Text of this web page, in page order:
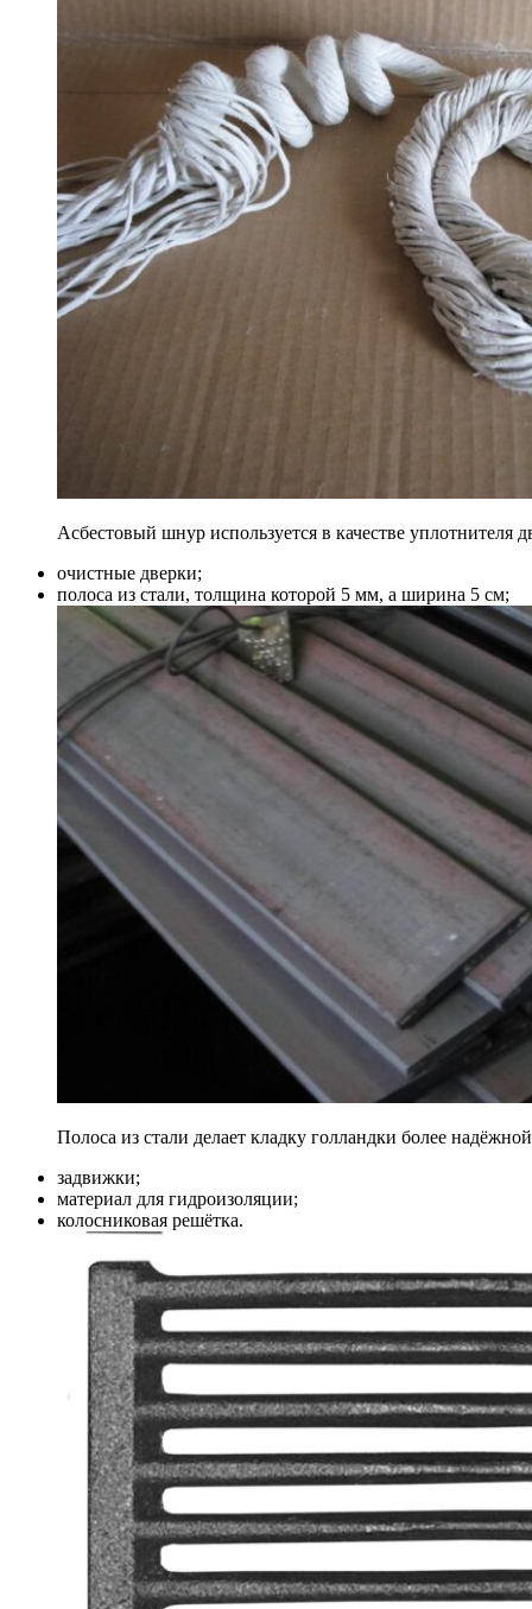
Асбестовый шнур используется в качестве уплотнителя
очистные дверки;
полоса из стали, толщина которой 5 мм, а ширина 5 см;
Полоса из стали делает кладку голландки более надёжной
задвижки;
материал для гидроизоляции;
колосниковая решётка.